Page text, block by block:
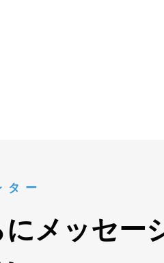
ター
にメッセー